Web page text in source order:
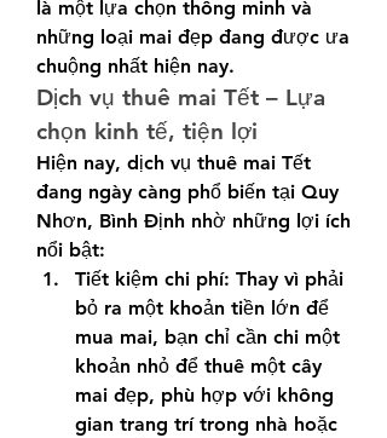
là một lựa chọn thông minh và
những loại mai đẹp đang được ưa
chuộng nhất hiện nay.
Dịch vụ thuê mai Tết – Lựa
chọn kinh tế, tiện lợi
Hiện nay, dịch vụ thuê mai Tết
đang ngày càng phổ biến tại Quy
Nhơn, Bình Định nhờ những lợi ích
nổi bật:
Tiết kiệm chi phí: Thay vì phải
bỏ ra một khoản tiền lớn để
mua mai, bạn chỉ cần chi một
khoản nhỏ để thuê một cây
mai đẹp, phù hợp với không
gian trang trí trong nhà hoặc